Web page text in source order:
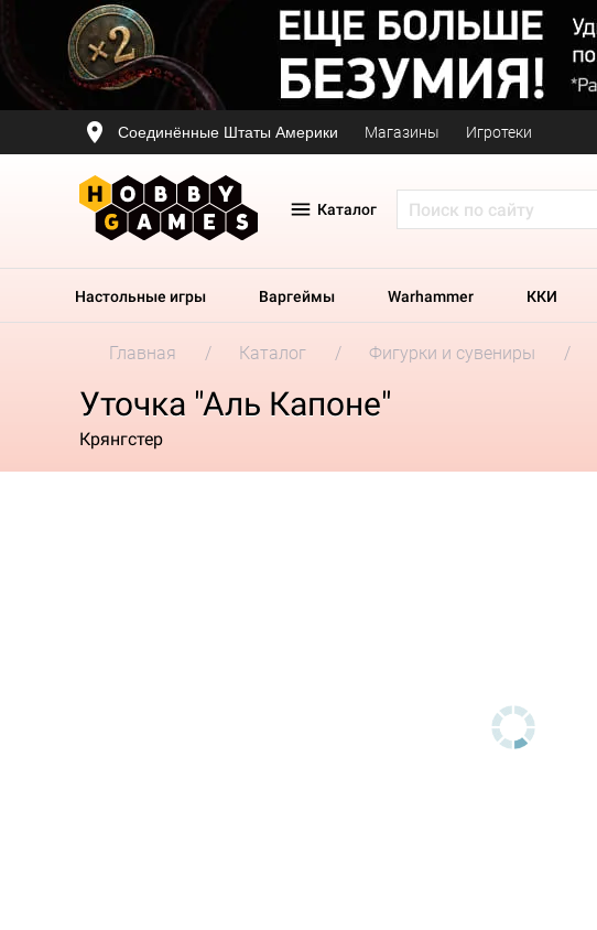
Соединённые Штаты Америки Магазины Игротеки
Каталог
Настольные игры Варгеймы Warhammer ККИ
Главная Каталог Фигурки и сувениры
Уточка "Аль Капоне"
Крянгстер